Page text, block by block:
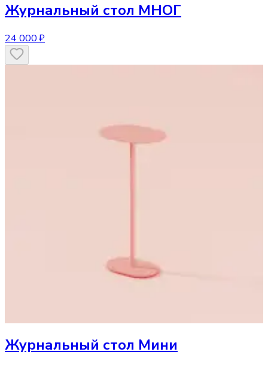
Журнальный стол МНОГ
24 000 ₽
Журнальный стол Мини